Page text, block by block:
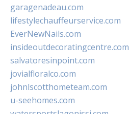
garagenadeau.com
lifestylechauffeurservice.com
EverNewNails.com
insideoutdecoratingcentre.com
salvatoresinpoint.com
jovialfloralco.com
johnlscotthometeam.com
u-seehomes.com